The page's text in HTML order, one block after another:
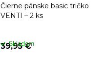
Čierne pánske basic tričko
VENTI – 2 ks
39,95 €
Skladom